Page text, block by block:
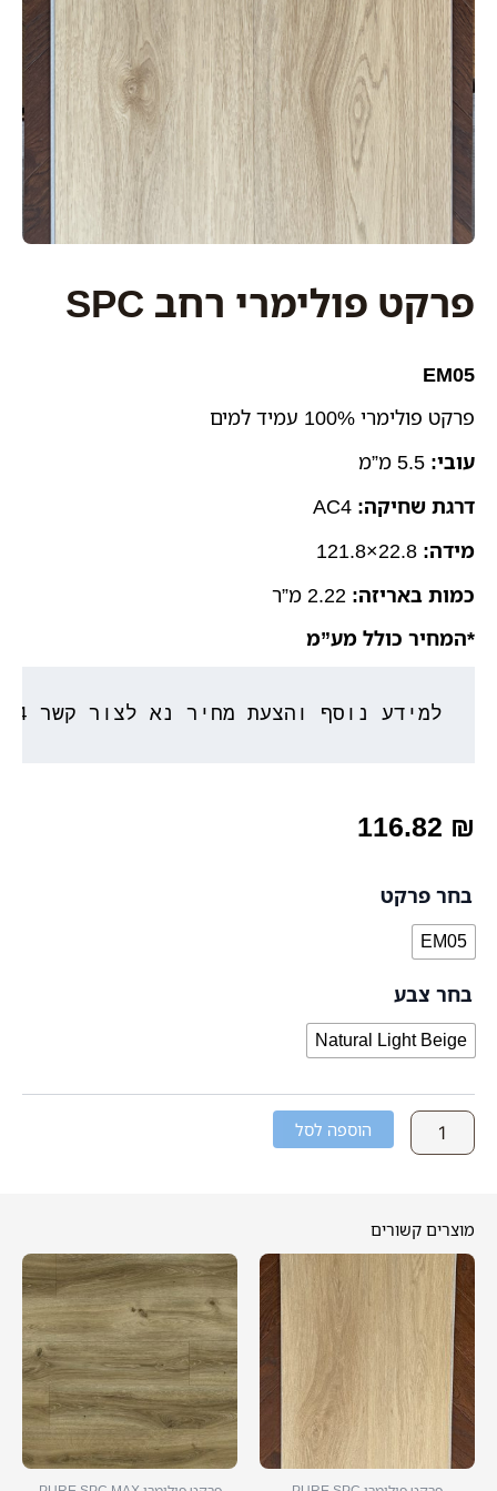
פרקט פולימרי רחב SPC
EM05
פרקט פולימרי 100% עמיד למים
עובי:
דרגת שחיקה:
מידה:
כמות באריזה:
*המחיר כולל מע”מ
למידע נוסף והצעת מחיר נא לצור קשר 053-3777764
116.82 ₪
בחר פרקט
EM05
בחר צבע
Natural Light Beige
של
פולימרי
רחב
הוספה לסל
מוצרים קשורים
למוצר
יש
מספר
סוגים.
ניתן
לבחור
את